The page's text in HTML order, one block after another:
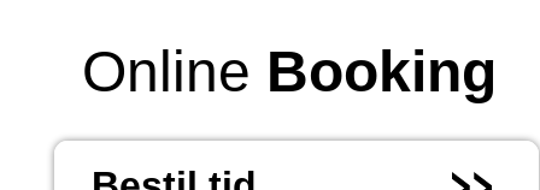
Online Booking